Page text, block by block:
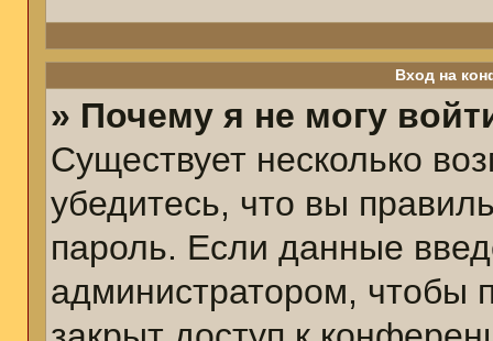
Вход на
» Почему я не могу
Существует несколько
убедитесь, что вы
пароль. Если данные
администратором, чтобы